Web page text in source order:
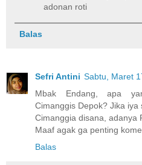
adonan roti
Balas
Sefri Antini Sabtu, Maret
Mbak Endang, apa
Cimanggis Depok? Jika
Cimanggia disana, adanya
Maaf agak ga penting
Balas